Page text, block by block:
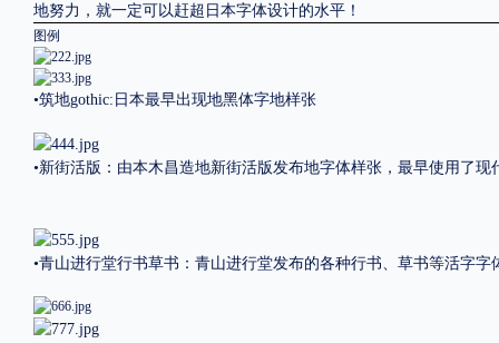
地努力，就一定可以赶超日本字体设计的水平！
图例
•筑地gothic:日本最早出现地黑体字地样张
•新街活版：由本木昌造地新街活版发布地字体样张，最早使用了现
•青山进行堂行书草书： 青山进行堂发布的各种行书、草书等活字